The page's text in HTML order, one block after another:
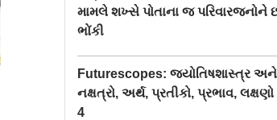
મામલે શખ્સે પોતાના જ પરિવારજનોને
ભોંકી
Futurescopes: જ્યોતિષશાસ્ત્ર અને
નક્ષત્રો, અર્થ, પ્રતીકો, પ્રભાવ,
4